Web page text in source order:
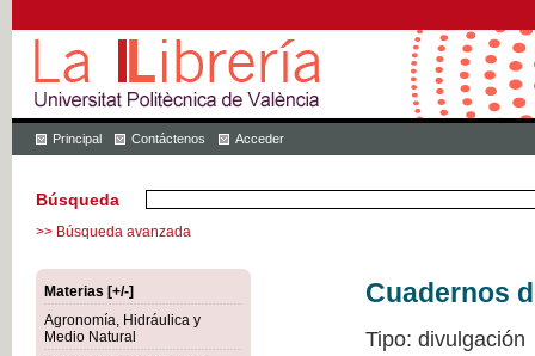
Principal Contáctenos Acceder
Búsqueda
>> Búsqueda avanzada
Materias [+/-]
Agronomía, Hidráulica y
Medio Natural
Cuadernos
Tipo: divulgación